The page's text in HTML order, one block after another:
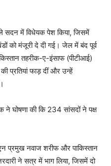
सदन में विधेयक पेश किया, जिसमें
को मंजूरी दे दी गई। जेल में बंद पूर्व
तहरीक-ए-इंसाफ (पीटीआई)
प्रतियां फाड़ दीं और उन्हें
घोषणा की कि 234 सांसदों ने पक्ष
प्रमुख नवाज शरीफ और पाकिस्तान
ने सत्र में भाग लिया, जिसमें दो